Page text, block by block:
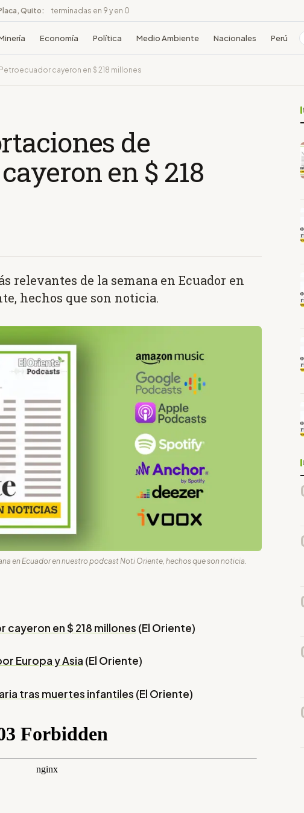
Quito: terminadas en 9 y en 0
Economía Política Medio Ambiente Nacionales Perú
cayeron en $ 218 millones
de
en $ 218
relevantes de la semana en Ecuador en
hechos que son noticia.
en Ecuador en nuestro podcast Noti Oriente, hechos que son noticia.
en $ 218 millones (El Oriente)
Europa y Asia (El Oriente)
tras muertes infantiles (El Oriente)